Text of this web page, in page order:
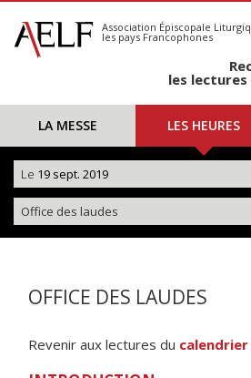
S'abonner
Calendrier
Association Épiscopale
les pays Francophones
les
LA MESSE LES HEURES
Le 19 sept. 2019
Office des laudes
OFFICE DES LAUDES
Revenir aux lectures du